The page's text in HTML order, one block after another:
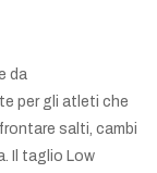
da
per gli atleti che
salti, cambi
Il taglio Low